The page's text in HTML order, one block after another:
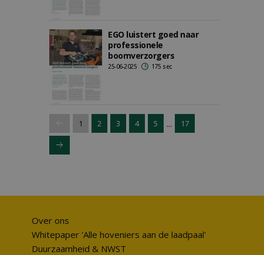
EGO luistert goed naar
professionele
boomverzorgers
25-06-2025 175 sec
1 2 3 4 5 ... 17
Over ons
Whitepaper 'Alle hoveniers aan de laadpaal'
Duurzaamheid & NWST